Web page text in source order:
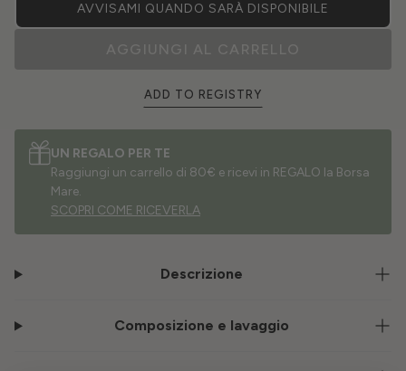
AVVISAMI QUANDO SARÀ DISPONIBILE
AGGIUNGI AL CARRELLO
ADD TO REGISTRY
UN REGALO PER TE
Raggiungi un carrello di 80€ e ricevi in REGALO la Borsa
Mare.
SCOPRI COME RICEVERLA
Descrizione
Composizione e lavaggio